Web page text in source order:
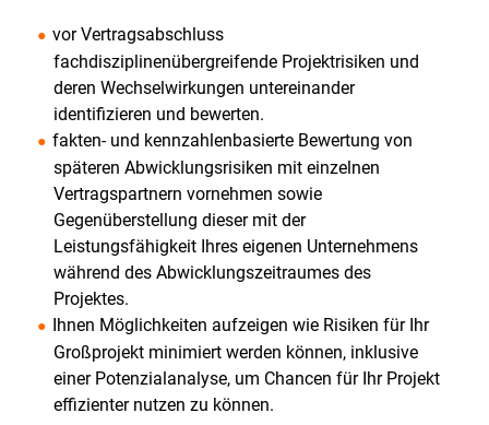
vor Vertragsabschluss
fachdisziplinenübergreifende Projektrisiken und
deren Wechselwirkungen untereinander
identifizieren und bewerten.
fakten- und kennzahlenbasierte Bewertung von
späteren Abwicklungsrisiken mit einzelnen
Vertragspartnern vornehmen sowie
Gegenüberstellung dieser mit der
Leistungsfähigkeit Ihres eigenen Unternehmens
während des Abwicklungszeitraumes des
Projektes.
Ihnen Möglichkeiten aufzeigen wie Risiken für Ihr
Großprojekt minimiert werden können, inklusive
einer Potenzialanalyse, um Chancen für Ihr Projekt
effizienter nutzen zu können.